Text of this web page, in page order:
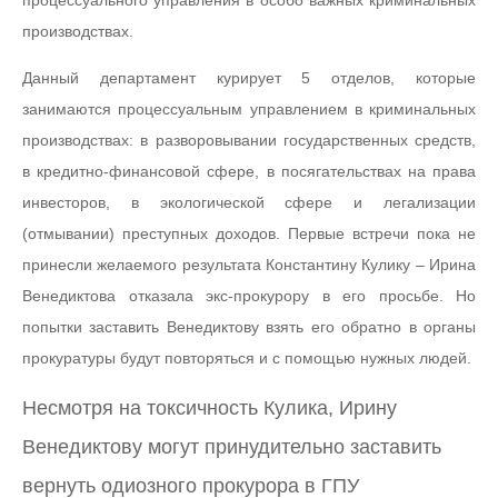
производствах.
Данный департамент курирует 5 отделов, которые
занимаются процессуальным управлением в криминальных
производствах: в разворовывании государственных средств,
в кредитно-финансовой сфере, в посягательствах на права
инвесторов, в экологической сфере и легализации
(отмывании) преступных доходов. Первые встречи пока не
принесли желаемого результата Константину Кулику – Ирина
Венедиктова отказала экс-прокурору в его просьбе. Но
попытки заставить Венедиктову взять его обратно в органы
прокуратуры будут повторяться и с помощью нужных людей.
Несмотря на токсичность Кулика, Ирину
Венедиктову могут принудительно заставить
вернуть одиозного прокурора в ГПУ